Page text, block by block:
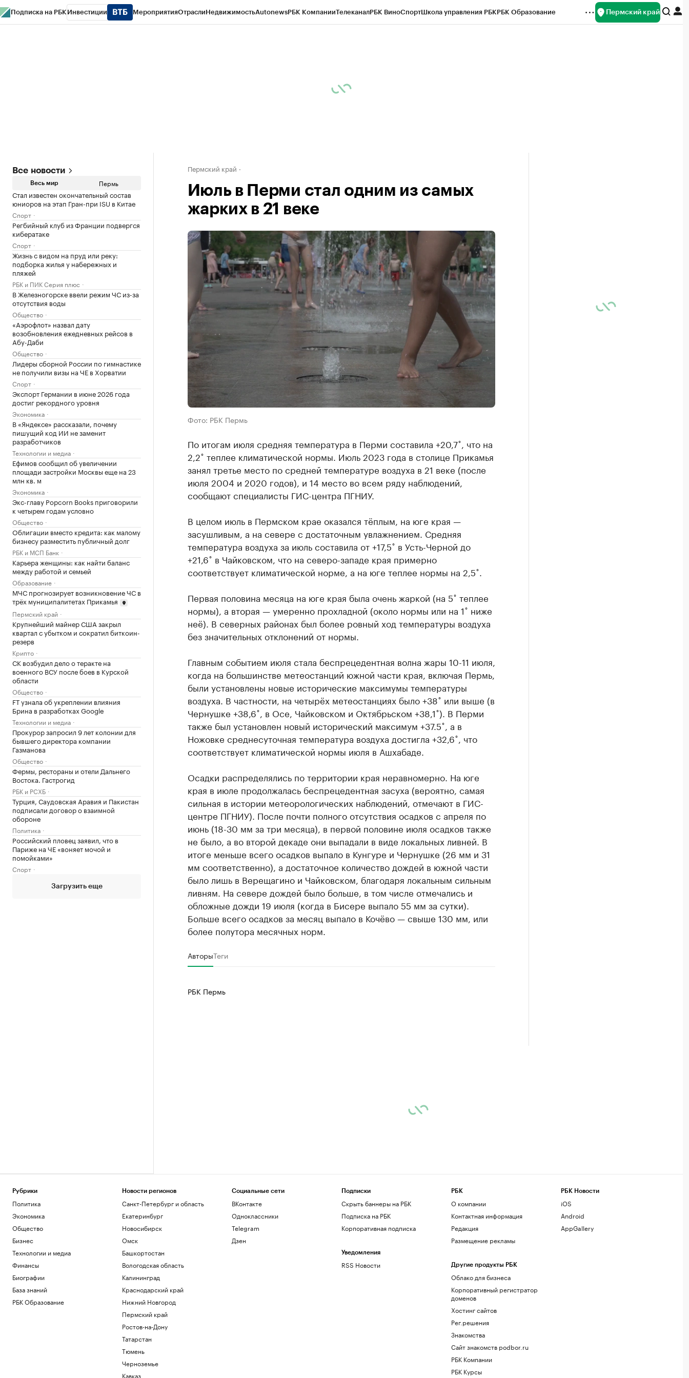
Подписка на РБК Инвестиции МероприятияОтраслиНедвижимостьAutonewsРБК КомпанииТелеканалРБК ВиноСпортШкола управления РБКРБК Образование Пермский край
Все новости
Весь мир Пермь
Стал известен окончательный состав
юниоров на этап Гран-при ISU в Китае
Спорт
Регбийный клуб из Франции подвергся
кибератаке
Спорт
Жизнь с видом на пруд или реку:
подборка жилья у набережных и
пляжей
РБК и ПИК Серия плюс
В Железногорске ввели режим ЧС из-за
отсутствия воды
Общество
«Аэрофлот» назвал дату
возобновления ежедневных рейсов в
Абу-Даби
Общество
Лидеры сборной России по гимнастике
не получили визы на ЧЕ в Хорватии
Спорт
Экспорт Германии в июне 2026 года
достиг рекордного уровня
Экономика
В «Яндексе» рассказали, почему
пишущий код ИИ не заменит
разработчиков
Технологии и медиа
Ефимов сообщил об увеличении
площади застройки Москвы еще на 23
млн кв. м
Экономика
Экс-главу Popcorn Books приговорили
к четырем годам условно
Общество
Облигации вместо кредита: как малому
бизнесу разместить публичный долг
РБК и МСП Банк
Карьера женщины: как найти баланс
между работой и семьей
Образование
МЧС прогнозирует возникновение ЧС в
трёх муниципалитетах Прикамья
Пермский край
Крупнейший майнер США закрыл
квартал с убытком и сократил биткоин-
резерв
Крипто
СК возбудил дело о теракте на
военного ВСУ после боев в Курской
области
Общество
FT узнала об укреплении влияния
Брина в разработках Google
Технологии и медиа
Прокурор запросил 9 лет колонии для
бывшего директора компании
Газманова
Общество
Фермы, рестораны и отели Дальнего
Востока. Гастрогид
РБК и РСХБ
Турция, Саудовская Аравия и Пакистан
подписали договор о взаимной
обороне
Политика
Российский пловец заявил, что в
Париже на ЧЕ «воняет мочой и
помойками»
Спорт
Загрузить еще
Пермский край
Июль в Перми стал одним из самых
жарких в 21 веке
Фото: РБК Пермь
По итогам июля средняя температура в Перми составила +20,7˚, что на
2,2˚ теплее климатической нормы. Июль 2023 года в столице Прикамья
занял третье место по средней температуре воздуха в 21 веке (после
июля 2004 и 2020 годов), и 14 место во всем ряду наблюдений,
сообщают специалисты ГИС-центра ПГНИУ.
В целом июль в Пермском крае оказался тёплым, на юге края —
засушливым, а на севере с достаточным увлажнением. Средняя
температура воздуха за июль составила от +17,5˚ в Усть-Черной до
+21,6˚ в Чайковском, что на северо-западе края примерно
соответствует климатической норме, а на юге теплее нормы на 2,5˚.
Первая половина месяца на юге края была очень жаркой (на 5˚ теплее
нормы), а вторая — умеренно прохладной (около нормы или на 1˚ ниже
неё). В северных районах был более ровный ход температуры воздуха
без значительных отклонений от нормы.
Главным событием июля стала беспрецедентная волна жары 10-11 июля,
когда на большинстве метеостанций южной части края, включая Пермь,
были установлены новые исторические максимумы температуры
воздуха. В частности, на четырёх метеостанциях было +38˚ или выше (в
Чернушке +38,6˚, в Осе, Чайковском и Октябрьском +38,1˚). В Перми
также был установлен новый исторический максимум +37.5˚, а в
Ножовке среднесуточная температура воздуха достигла +32,6˚, что
соответствует климатической нормы июля в Ашхабаде.
Осадки распределялись по территории края неравномерно. На юге
края в июле продолжалась беспрецедентная засуха (вероятно, самая
сильная в истории метеорологических наблюдений, отмечают в ГИС-
центре ПГНИУ). После почти полного отсутствия осадков с апреля по
июнь (18-30 мм за три месяца), в первой половине июля осадков также
не было, а во второй декаде они выпадали в виде локальных ливней. В
итоге меньше всего осадков выпало в Кунгуре и Чернушке (26 мм и 31
мм соответственно), а достаточное количество дождей в южной части
было лишь в Верещагино и Чайковском, благодаря локальным сильным
ливням. На севере дождей было больше, в том числе отмечались и
обложные дожди 19 июля (когда в Бисере выпало 55 мм за сутки).
Больше всего осадков за месяц выпало в Кочёво — свыше 130 мм, или
более полутора месячных норм.
АвторыТеги
РБК Пермь
Рубрики
Политика
Экономика
Общество
Бизнес
Технологии и медиа
Финансы
Биографии
База знаний
РБК Образование
Новости регионов
Санкт-Петербург и область
Екатеринбург
Новосибирск
Омск
Башкортостан
Вологодская область
Калининград
Краснодарский край
Нижний Новгород
Пермский край
Ростов-на-Дону
Татарстан
Тюмень
Черноземье
Кавказ
Социальные сети
ВКонтакте
Одноклассники
Telegram
Дзен
Подписки
Скрыть баннеры на РБК
Подписка на РБК
Корпоративная подписка
Уведомления
RSS Новости
РБК
О компании
Контактная информация
Редакция
Размещение рекламы
Другие продукты РБК
Облако для бизнеса
Корпоративный регистратор
доменов
Хостинг сайтов
Рег.решения
Знакомства
Сайт знакомств podbor.ru
РБК Компании
РБК Курсы
РБК Новости
iOS
Android
AppGallery